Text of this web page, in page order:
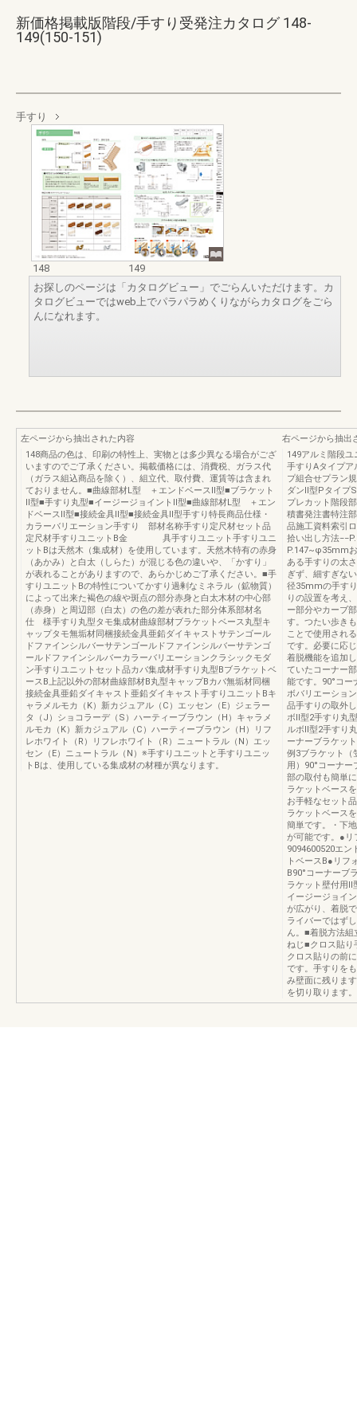
新価格掲載版階段/手すり受発注カタログ 148-
149(150-151)
手すり
148
149
お探しのページは「カタログビュー」でごらんいただけます。カ
タログビューではweb上でパラパラめくりながらカタログをごら
んになれます。
左ページから抽出された内容
148商品の色は、印刷の特性上、実物とは多少異なる場合がござ
いますのでご了承ください。掲載価格には、消費税、ガラス代
（ガラス組込商品を除く）、組立代、取付費、運賃等は含まれ
ておりません。■曲線部材L型 ＋エンドベースⅡ型■ブラケット
Ⅱ型■手すり丸型■イージージョイントⅡ型■曲線部材L型 ＋エン
ドベースⅡ型■接続金具Ⅱ型■接続金具Ⅱ型手すり特長商品仕様・
カラーバリエーション手すり 部材名称手すり定尺材セット品
定尺材手すりユニットB金 具手すりユニット手すりユニ
ットBは天然木（集成材）を使用しています。天然木特有の赤身
（あかみ）と白太（しらた）が混じる色の違いや、「かすり」
が表れることがありますので、あらかじめご了承ください。■手
すりユニットBの特性についてかすり過剰なミネラル（鉱物質）
によって出来た褐色の線や斑点の部分赤身と白太木材の中心部
（赤身）と周辺部（白太）の色の差が表れた部分体系部材名
仕 様手すり丸型タモ集成材曲線部材ブラケットベース丸型キ
ャップタモ無垢材同梱接続金具亜鉛ダイキャストサテンゴール
ドファインシルバーサテンゴールドファインシルバーサテンゴ
ールドファインシルバーカラーバリエーションクラシックモダ
ン手すりユニットセット品カバ集成材手すり丸型Bブラケットベ
ースB上記以外の部材曲線部材B丸型キャップBカバ無垢材同梱
接続金具亜鉛ダイキャスト亜鉛ダイキャスト手すりユニットBキ
ャラメルモカ（K）新カジュアル（C）エッセン（E）ジェラー
タ（J）ショコラーデ（S）ハーティーブラウン（H）キャラメ
ルモカ（K）新カジュアル（C）ハーティーブラウン（H）リフ
レホワイト（R）リフレホワイト（R）ニュートラル（N）エッ
セン（E）ニュートラル（N）※手すりユニットと手すりユニッ
トBは、使用している集成材の材種が異なります。
右ページから抽出
149アルミ階段
手すりAタイプア
プ組合せプラン
ダンⅡ型Pタイプ
プレカット階段
積書発注書特注
品施工資料索引
拾い出し方法
P.147~φ35mm
ある手すりの太
ぎず、細すぎな
径35mmの手す
りの設置を考え
ー部分やカーブ
す。つたい歩き
ことで使用され
です。必要に応
着脱機能を追加
ていたコーナー
能です。90°コー
ボバリエーショ
品手すりの取外
ボⅡ型2手すり丸
ルボⅡ型2手すり
ーナーブラケッ
例3ブラケット（
用）90°コーナ
部の取付も簡単
ラケットベース
お手軽なセット
ラケットベース
簡単です。・下
が可能です。●リ
9094600520エン
トベースB●リフ
B90°コーナーブ
ラケット壁付用Ⅱ
イージージョイ
が広がり、着脱
ライバーではず
ん。■着脱方法組
ねじ■クロス貼り
クロス貼りの前
です。手すりを
み壁面に残りま
を切り取ります。